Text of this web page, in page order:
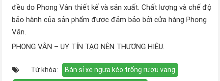
đều do Phong Vân thiết kế và sản xuất. Chất lượng và chế độ
bảo hành của sản phẩm được đảm bảo bởi cửa hàng Phong
Vân.
PHONG VÂN – UY TÍN TẠO NÊN THƯƠNG HIỆU.
Từ khóa: Bán sỉ xe ngựa kéo trống rượu vang